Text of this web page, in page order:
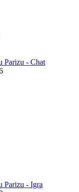
Parizu - Chat
Parizu - Igra